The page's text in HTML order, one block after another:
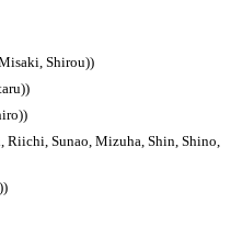
Shirou))
Riichi, Sunao, Mizuha, Shin, Shino,